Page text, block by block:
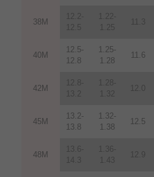
38M
12.2-
12.5
1.22-
1.25
11.3
40M
12.5-
12.8
1.25-
1.28
11.6
42M
12.8-
13.2
1.28-
1.32
12.0
45M
13.2-
13.8
1.32-
1.38
12.5
48M
13.6-
14.3
1.36-
1.43
12.9